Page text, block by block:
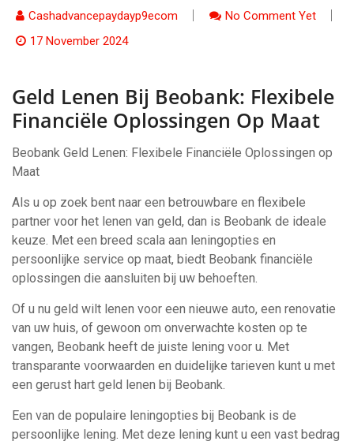
Cashadvancepaydayp9ecom
No Comment Yet
17 November 2024
Geld Lenen Bij Beobank: Flexibele
Financiële Oplossingen Op Maat
Beobank Geld Lenen: Flexibele Financiële Oplossingen op
Maat
Als u op zoek bent naar een betrouwbare en flexibele
partner voor het lenen van geld, dan is Beobank de ideale
keuze. Met een breed scala aan leningopties en
persoonlijke service op maat, biedt Beobank financiële
oplossingen die aansluiten bij uw behoeften.
Of u nu geld wilt lenen voor een nieuwe auto, een renovatie
van uw huis, of gewoon om onverwachte kosten op te
vangen, Beobank heeft de juiste lening voor u. Met
transparante voorwaarden en duidelijke tarieven kunt u met
een gerust hart geld lenen bij Beobank.
Een van de populaire leningopties bij Beobank is de
persoonlijke lening. Met deze lening kunt u een vast bedrag